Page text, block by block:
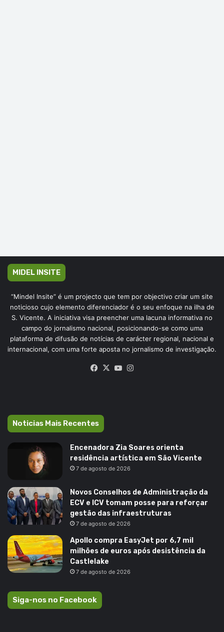
MIDEL INSITE
“Mindel Insite” é um projecto que tem por objectivo criar um site
noticioso cujo elemento diferenciador é o seu enfoque na ilha de
S. Vicente. A iniciativa visa preencher uma lacuna informativa no
campo do jornalismo nacional, posicionando-se como uma
plataforma de difusão de notícias de carácter regional, nacional e
internacional, com uma forte aposta no jornalismo de investigação.
Facebook
X YouTube
Noticias Mais Recentes
Encenadora Zia Soares orienta
residência artística em São Vicente
7 de agosto de 2026
Novos Conselhos de Administração da
ECV e ICV tomam posse para reforçar
gestão das infraestruturas
7 de agosto de 2026
Apollo compra EasyJet por 6,7 mil
milhões de euros após desistência da
Castlelake
7 de agosto de 2026
Siga-nos no Facebook